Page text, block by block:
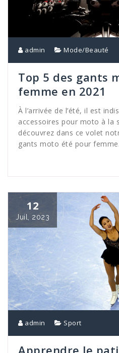
admin Mode/Beauté
Top 5 des gants
femme en 2021
À l’arrivée de l’été, il est
accessoires pour moto à la
découvrez dans ce volet
gants moto été pour femme.
12
Juil, 2023
admin Sport
Apprendre le